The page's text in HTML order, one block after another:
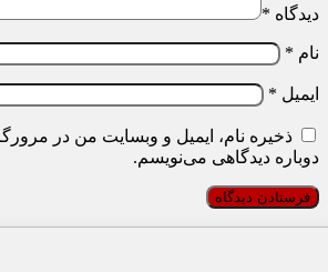
دیدگاه *
نام *
ایمیل *
ذخیره نام، ایمیل و وبسایت من در
دوباره دیدگاهی می‌نویسم.